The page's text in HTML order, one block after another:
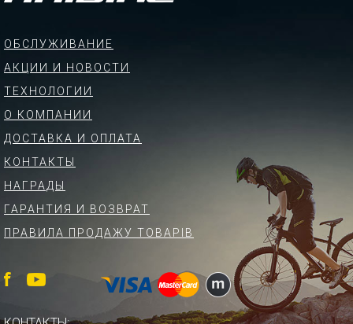
ОБСЛУЖИВАНИЕ
АКЦИИ И НОВОСТИ
ТЕХНОЛОГИИ
О КОМПАНИИ
ДОСТАВКА И ОПЛАТА
КОНТАКТЫ
НАГРАДЫ
ГАРАНТИЯ И ВОЗВРАТ
ПРАВИЛА ПРОДАЖУ ТОВАРІВ